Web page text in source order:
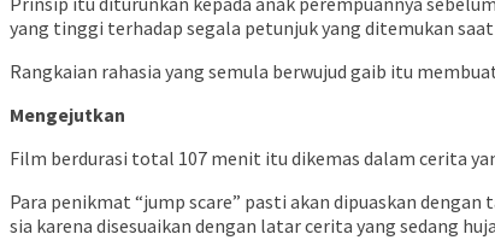
yang tinggi terhadap segala petunjuk yang ditemukan
Rangkaian rahasia yang semula berwujud gaib itu
Mengejutkan
Film berdurasi total 107 menit itu dikemas dalam cerita
Para penikmat “jump scare” pasti akan dipuaskan
sia karena disesuaikan dengan latar cerita yang sedang